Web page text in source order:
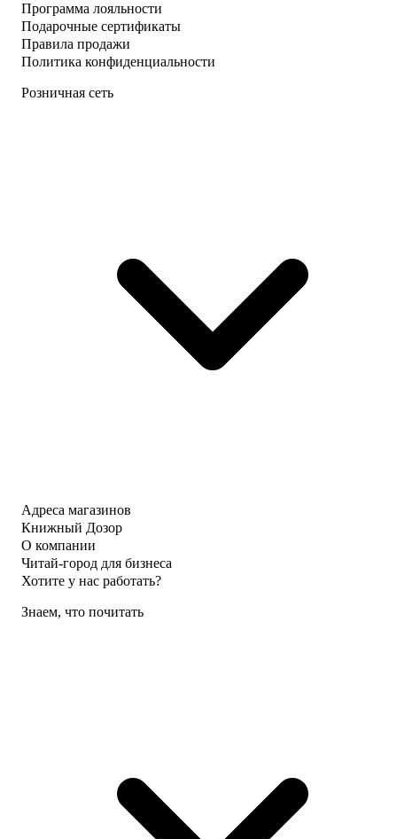
Программа лояльности
Подарочные сертификаты
Правила продажи
Политика конфиденциальности
Розничная сеть
Адреса магазинов
Книжный Дозор
О компании
Читай-город для бизнеса
Хотите у нас работать?
Знаем, что почитать